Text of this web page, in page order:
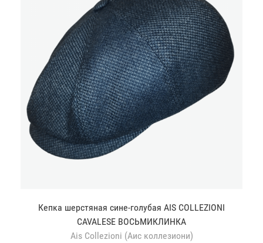
Кепка шерстяная сине-голубая AIS COLLEZIONI
CAVALESE ВОСЬМИКЛИНКА
Ais Collezioni (Аис коллезиони)